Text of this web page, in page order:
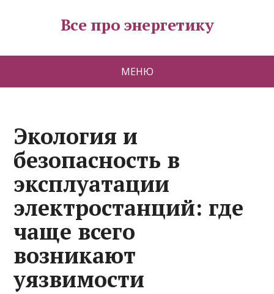
Все про энергетику
МЕНЮ
Экология и
безопасность в
эксплуатации
электростанций: где
чаще всего
возникают
уязвимости